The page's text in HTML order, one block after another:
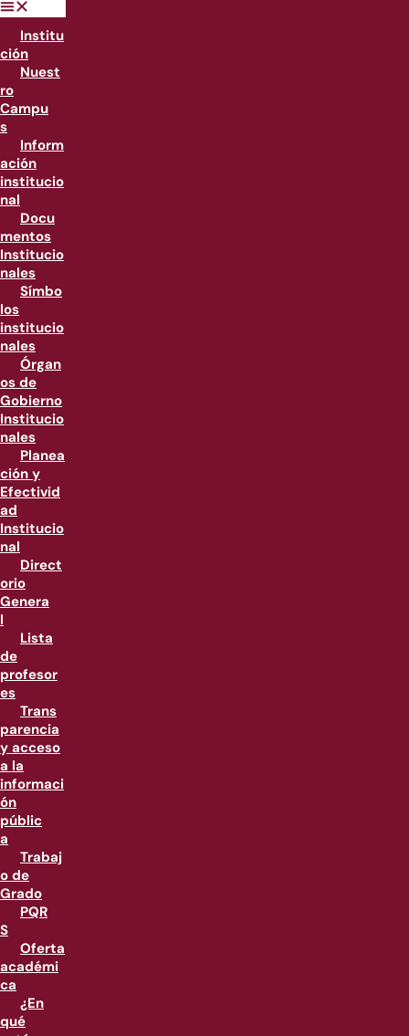
Institu
ción
Nuest
ro
Campu
s
Inform
ación
institucio
nal
Docu
mentos
Institucio
nales
Símbo
los
institucio
nales
Órgan
os de
Gobierno
Institucio
nales
Planea
ción y
Efectivid
ad
Institucio
nal
Direct
orio
Genera
l
Lista
de
profesor
es
Trans
parencia
y acceso
a la
informaci
ón
públic
a
Trabaj
o de
Grado
PQR
S
Oferta
académi
ca
¿En
qué